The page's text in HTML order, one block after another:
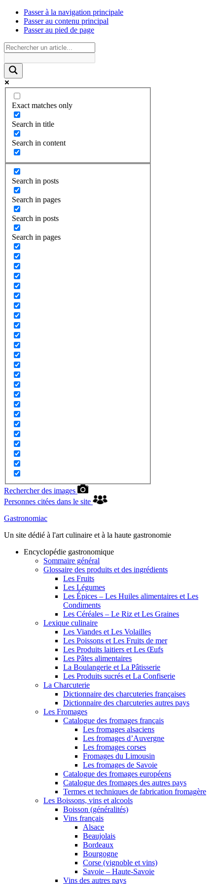
Passer à la navigation principale
Passer au contenu principal
Passer au pied de page
Exact matches only
Search in title
Search in content
Search in posts
Search in pages
Search in posts
Search in pages
Rechercher des images
Personnes citées dans le site
Gastronomiac
Un site dédié à l'art culinaire et à la haute gastronomie
Encyclopédie gastronomique
Sommaire général
Glossaire des produits et des ingrédients
Les Fruits
Les Légumes
Les Épices – Les Huiles alimentaires et Les
Condiments
Les Céréales – Le Riz et Les Graines
Lexique culinaire
Les Viandes et Les Volailles
Les Poissons et Les Fruits de mer
Les Produits laitiers et Les Œufs
Les Pâtes alimentaires
La Boulangerie et La Pâtisserie
Les Produits sucrés et La Confiserie
La Charcuterie
Dictionnaire des charcuteries françaises
Dictionnaire des charcuteries autres pays
Les Fromages
Catalogue des fromages français
Les fromages alsaciens
Les fromages d’Auvergne
Les fromages corses
Fromages du Limousin
Les fromages de Savoie
Catalogue des fromages européens
Catalogue des fromages des autres pays
Termes et techniques de fabrication fromagère
Les Boissons, vins et alcools
Boisson (généralités)
Vins français
Alsace
Beaujolais
Bordeaux
Bourgogne
Corse (vignoble et vins)
Savoie – Haute-Savoie
Vins des autres pays